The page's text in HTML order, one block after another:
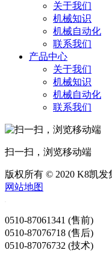
关于我们
机械知识
机械自动化
联系我们
产品中心
关于我们
机械知识
机械自动化
联系我们
扫一扫，浏览移动端
版权所有 © 2020 K8凯
网站地图
0510-87061341 (售前)
0510-87076718 (售后)
0510-87076732 (技术)